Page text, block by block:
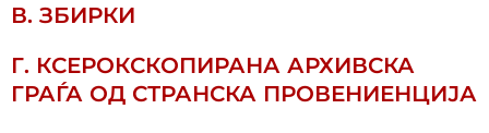
В. ЗБИРКИ
Г. КСЕРОКСКОПИРАНА АРХИВСКА
ГРАЃА ОД СТРАНСКА ПРОВЕНИЕНЦИЈА